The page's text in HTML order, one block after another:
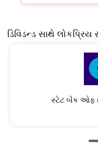
ડિવિડન્ડ સાથે લોકપ્રિય
સ્ટેટ બેંક ઓફ